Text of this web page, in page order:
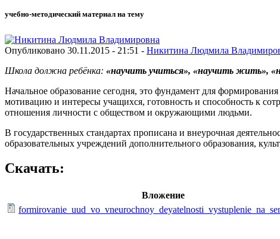
учебно-методический материал на тему
Опубликовано 30.11.2015 - 21:51 - Никитина Людмила
Школа должна ребёнка: «научить учиться», «научить жить»,
Начальное образование сегодня, это фундамент для
мотивацию и интересы учащихся, готовность и способность к
отношения личности с обществом и окружающими людьми.
В государственных стандартах прописана и внеурочная
образовательных учреждений дополнительного образования,
Скачать:
Вложение